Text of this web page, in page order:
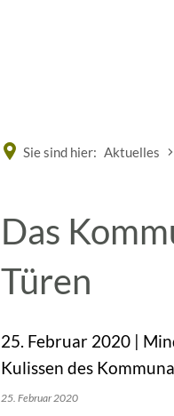
Sie sind hier: Aktuelles
Das
Türen
25. Februar 2020 |
Kulissen des
25. Februar 2020